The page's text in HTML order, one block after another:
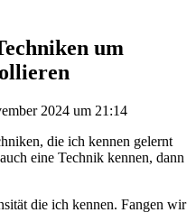
um
2024 um 21:14
die ich kennen gelernt
eine Technik kennen, dann
die ich kennen. Fangen wir